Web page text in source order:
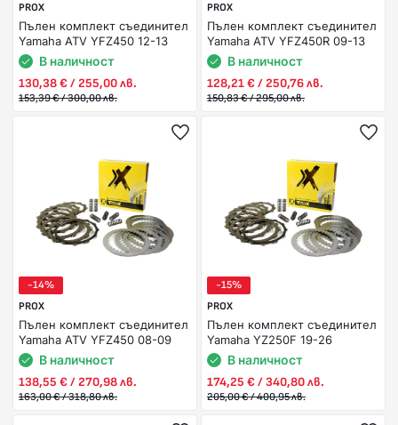
PROX
Пълен комплект съединител
Yamaha ATV YFZ450 12-13
В наличност
130,38 € / 255,00 лв.
153,39 € / 300,00 лв.
PROX
Пълен комплект съединител
Yamaha ATV YFZ450R 09-13
В наличност
128,21 € / 250,76 лв.
150,83 € / 295,00 лв.
-14%
PROX
Пълен комплект съединител
Yamaha ATV YFZ450 08-09
В наличност
138,55 € / 270,98 лв.
163,00 € / 318,80 лв.
-15%
PROX
Пълен комплект съединител
Yamaha YZ250F 19-26
В наличност
174,25 € / 340,80 лв.
205,00 € / 400,95 лв.